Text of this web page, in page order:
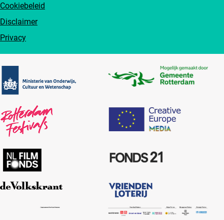
Cookiebeleid
Disclaimer
Privacy